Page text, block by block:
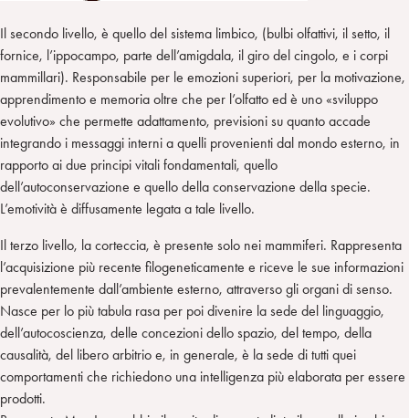
Il secondo livello, è quello del sistema limbico, (bulbi olfattivi, il setto, il
fornice, l’ippocampo, parte dell’amigdala, il giro del cingolo, e i corpi
mammillari). Responsabile per le emozioni superiori, per la motivazione,
apprendimento e memoria oltre che per l’olfatto ed è uno «sviluppo
evolutivo» che permette adattamento, previsioni su quanto accade
integrando i messaggi interni a quelli provenienti dal mondo esterno, in
rapporto ai due principi vitali fondamentali, quello
dell’autoconservazione e quello della conservazione della specie.
L’emotività è diffusamente legata a tale livello.
Il terzo livello, la corteccia, è presente solo nei mammiferi. Rappresenta
l’acquisizione più recente filogeneticamente e riceve le sue informazioni
prevalentemente dall’ambiente esterno, attraverso gli organi di senso.
Nasce per lo più tabula rasa per poi divenire la sede del linguaggio,
dell’autocoscienza, delle concezioni dello spazio, del tempo, della
causalità, del libero arbitrio e, in generale, è la sede di tutti quei
comportamenti che richiedono una intelligenza più elaborata per essere
prodotti.